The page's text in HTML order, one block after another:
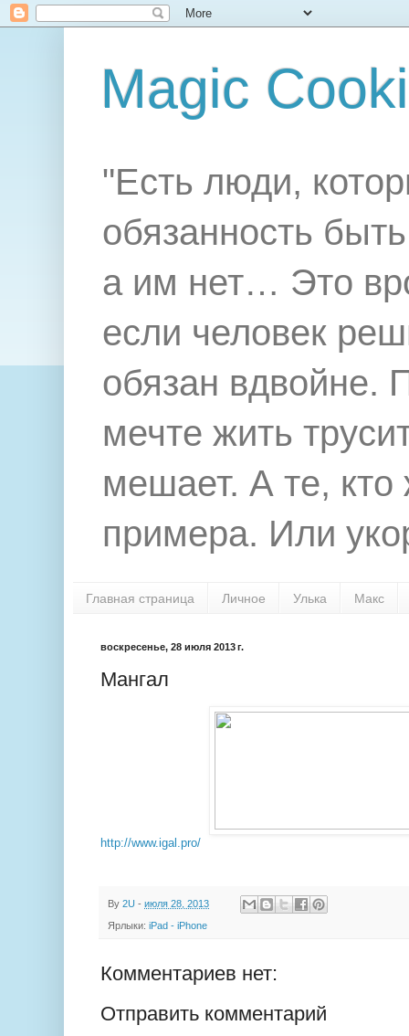
Magic
"Есть люди,
обязанность
а им нет… Это
если человек
обязан вдвойне.
мечте жить
мешает. А те,
примера. Или
Главная страница Личное Улька Макс
воскресенье, 28 июля 2013 г.
Мангал
http://www.igal.pro/
By 2U - июля 28, 2013
Ярлыки: iPad - iPhone
Комментариев нет:
Отправить комментарий